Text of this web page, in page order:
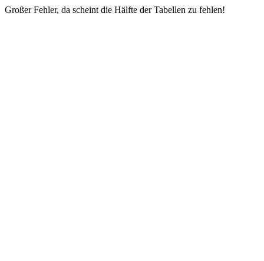
Großer Fehler, da scheint die Hälfte der Tabellen zu fehlen!